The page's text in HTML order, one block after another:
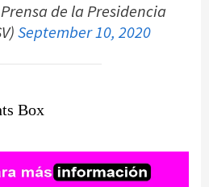
de la Presidencia
September 10, 2020
Box